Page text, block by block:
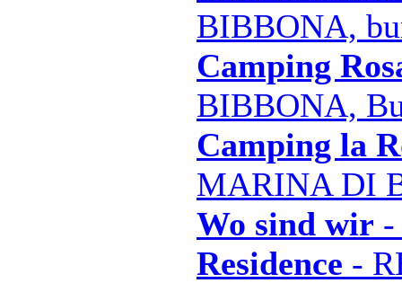
BIBBONA,
Camping
BIBBONA,
Camping la
MARINA DI
Wo sind wir -
Residence -